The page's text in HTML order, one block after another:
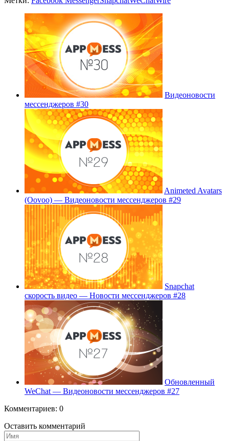
Видеоновости
мессенджеров #30
Animeted Avatars
(Oovoo) — Видеоновости мессенджеров #29
Snapchat
скорость видео — Новости мессенджеров #28
Обновленный
WeChat — Видеоновости мессенджеров #27
Комментариев: 0
Оставить комментарий